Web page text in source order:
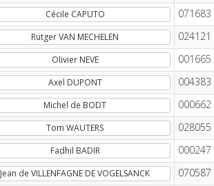
Cécile CAPUTO
071683
Rutger VAN MECHELEN
024121
Olivier NEVE
001665
Axel DUPONT
004383
Michel de BODT
000662
Tom WAUTERS
028055
Fadhil BADIR
000247
Jean de VILLENFAGNE DE VOGELSANCK 070587